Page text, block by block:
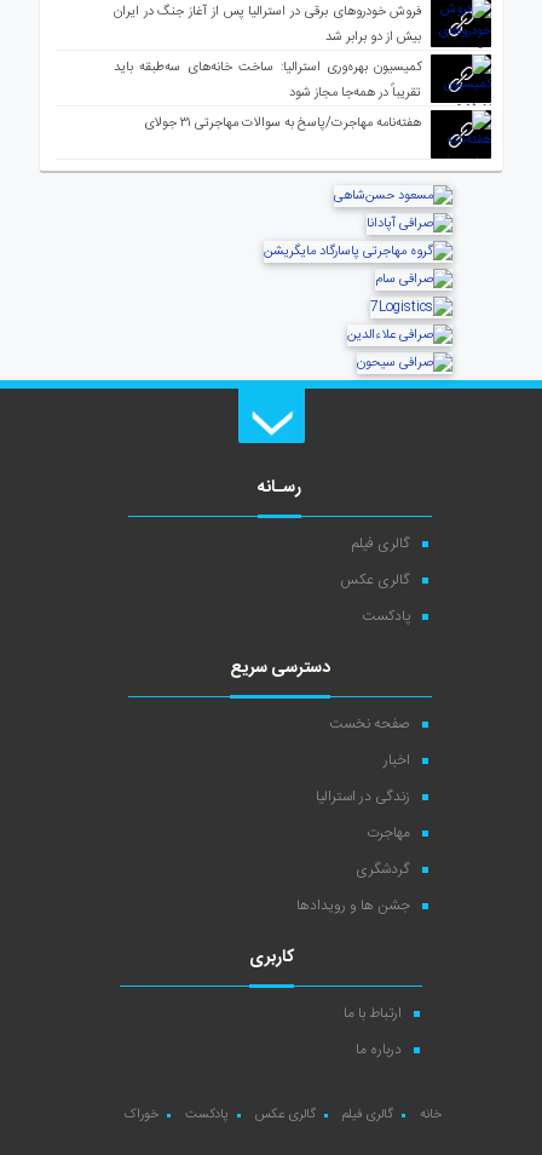
فروش خودروهای برقی در استرالیا پس از آغاز جنگ در ایران
بیش از دو برابر شد
کمیسیون بهره‌وری استرالیا: ساخت خانه‌های سه‌طبقه باید
تقریباً در همه‌جا مجاز شود
هفته‌نامه مهاجرت/پاسخ به سوالات مهاجرتی ۳۱ جولای
رسـانه
گالری فیلم
گالری عکس
پادکست
دسترسی سریع
صفحه نخست
اخبار
زندگی در استرالیا
مهاجرت
گردشگری
جشن ها و رویدادها
کاربری
ارتباط با ما
درباره ما
خانه گالری فیلم گالری عکس پادکست خوراک